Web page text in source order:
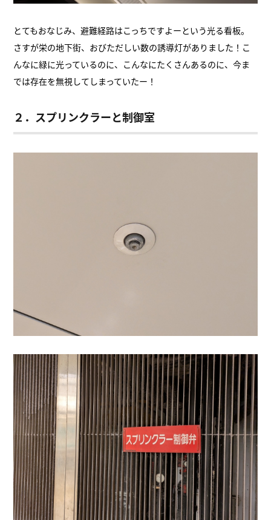
とてもおなじみ、避難経路はこっちですよーという光る看板。
さすが栄の地下街、おびただしい数の誘導灯がありました！こ
んなに緑に光っているのに、こんなにたくさんあるのに、今ま
では存在を無視してしまっていたー！
２．スプリンクラーと制御室